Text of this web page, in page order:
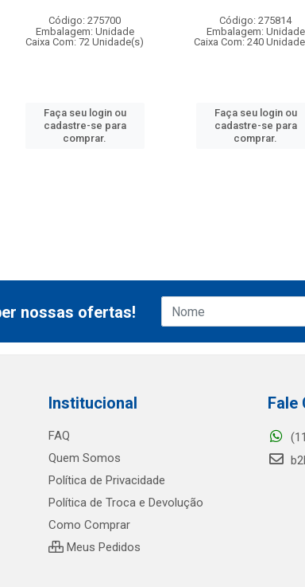
Código: 275700
Embalagem: Unidade
Caixa Com: 72 Unidade(s)
Faça seu login ou
cadastre-se para
comprar.
Código: 275814
Embalagem: Unidade
Caixa Com: 240
Faça seu login ou
cadastre-se para
comprar.
nossas ofertas!
Institucional
FAQ
Quem Somos
Política de Privacidade
Política de Troca e Devolução
Como Comprar
Meus Pedidos
Fale